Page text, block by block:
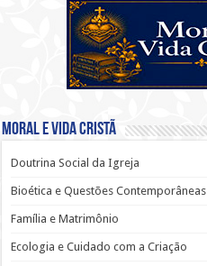
Moral e Vida Cristã
Doutrina Social da Igreja
Bioética e Questões Contemporâneas
Família e Matrimônio
Ecologia e Cuidado com a Criação